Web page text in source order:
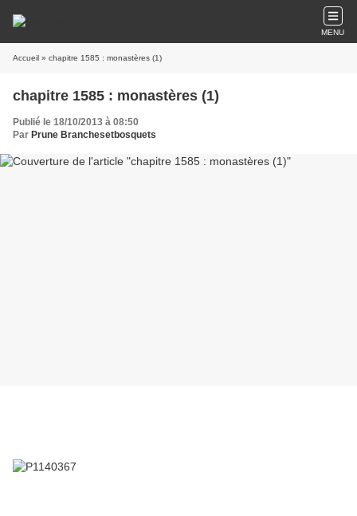
MENU
Accueil » chapitre 1585 : monastères (1)
chapitre 1585 : monastères (1)
Publié le 18/10/2013 à 08:50
Par Prune Branchesetbosquets